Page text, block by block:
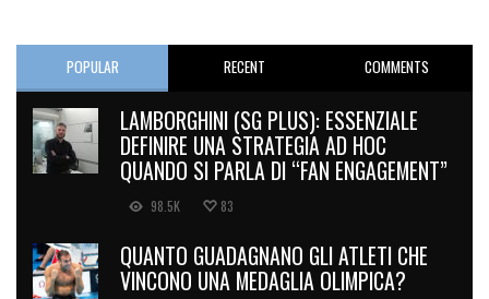
POPULAR RECENT COMMENTS
LAMBORGHINI (SG PLUS): ESSENZIALE
DEFINIRE UNA STRATEGIA AD HOC
QUANDO SI PARLA DI “FAN ENGAGEMENT”
98.5K 83
QUANTO GUADAGNANO GLI ATLETI CHE
VINCONO UNA MEDAGLIA OLIMPICA?